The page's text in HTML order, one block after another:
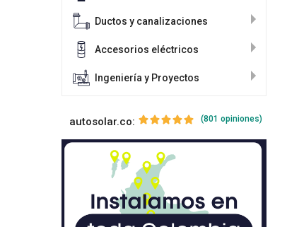
Ductos y canalizaciones
Accesorios eléctricos
Ingeniería y Proyectos
autosolar.co: (801 opiniones)